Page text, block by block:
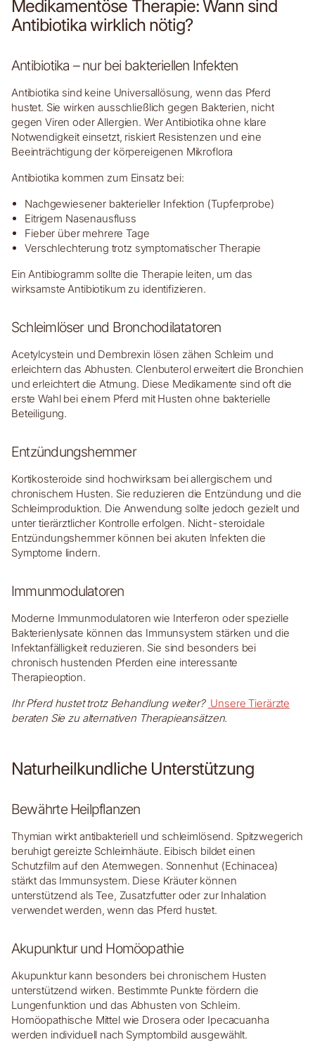
Medikamentöse Therapie: Wann sind
Antibiotika wirklich nötig?
Antibiotika – nur bei bakteriellen Infekten
Antibiotika sind keine Universallösung, wenn das Pferd
hustet. Sie wirken ausschließlich gegen Bakterien, nicht
gegen Viren oder Allergien. Wer Antibiotika ohne klare
Notwendigkeit einsetzt, riskiert Resistenzen und eine
Beeinträchtigung der körpereigenen Mikroflora
Antibiotika kommen zum Einsatz bei:
Nachgewiesener bakterieller Infektion (Tupferprobe)
Eitrigem Nasenausfluss
Fieber über mehrere Tage
Verschlechterung trotz symptomatischer Therapie
Ein Antibiogramm sollte die Therapie leiten, um das
wirksamste Antibiotikum zu identifizieren.
Schleimlöser und Bronchodilatatoren
Acetylcystein und Dembrexin lösen zähen Schleim und
erleichtern das Abhusten. Clenbuterol erweitert die Bronchien
und erleichtert die Atmung. Diese Medikamente sind oft die
erste Wahl bei einem Pferd mit Husten ohne bakterielle
Beteiligung.
Entzündungshemmer
Kortikosteroide sind hochwirksam bei allergischem und
chronischem Husten. Sie reduzieren die Entzündung und die
Schleimproduktion. Die Anwendung sollte jedoch gezielt und
unter tierärztlicher Kontrolle erfolgen. Nicht-steroidale
Entzündungshemmer können bei akuten Infekten die
Symptome lindern.
Immunmodulatoren
Moderne Immunmodulatoren wie Interferon oder spezielle
Bakterienlysate können das Immunsystem stärken und die
Infektanfälligkeit reduzieren. Sie sind besonders bei
chronisch hustenden Pferden eine interessante
Therapieoption.
Ihr Pferd hustet trotz Behandlung weiter? Unsere Tierärzte
beraten Sie zu alternativen Therapieansätzen.
Naturheilkundliche Unterstützung
Bewährte Heilpflanzen
Thymian wirkt antibakteriell und schleimlösend. Spitzwegerich
beruhigt gereizte Schleimhäute. Eibisch bildet einen
Schutzfilm auf den Atemwegen. Sonnenhut (Echinacea)
stärkt das Immunsystem. Diese Kräuter können
unterstützend als Tee, Zusatzfutter oder zur Inhalation
verwendet werden, wenn das Pferd hustet.
Akupunktur und Homöopathie
Akupunktur kann besonders bei chronischem Husten
unterstützend wirken. Bestimmte Punkte fördern die
Lungenfunktion und das Abhusten von Schleim.
Homöopathische Mittel wie Drosera oder Ipecacuanha
werden individuell nach Symptombild ausgewählt.